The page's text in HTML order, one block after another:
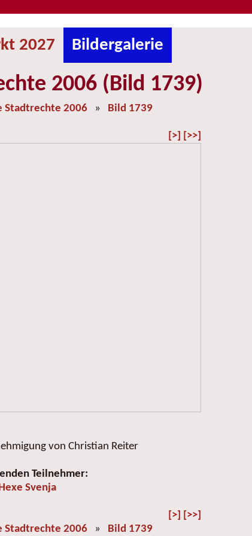
2027 Bildergalerie
2006 (Bild 1739)
Stadtrechte 2006 » Bild 1739
[>] [>>]
von Christian Reiter
Teilnehmer:
Svenja
[>] [>>]
Stadtrechte 2006 » Bild 1739